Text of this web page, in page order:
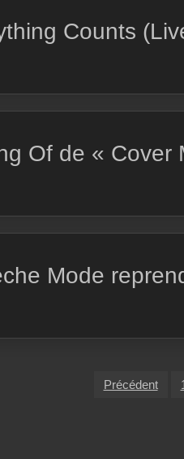
Counts
Of de « Cover
Mode
Précédent